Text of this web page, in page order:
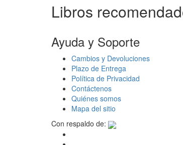
Libros
Ayuda y Soporte
Cambios y Devoluciones
Plazo de Entrega
Política de Privacidad
Contáctenos
Quiénes somos
Mapa del sitio
Con respaldo de: